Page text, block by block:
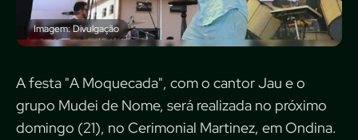
Imagem: Divulgação
A festa "A Moquecada", com o cantor Jau e o
grupo Mudei de Nome, será realizada no próximo
domingo (21), no Cerimonial Martinez, em Ondina.